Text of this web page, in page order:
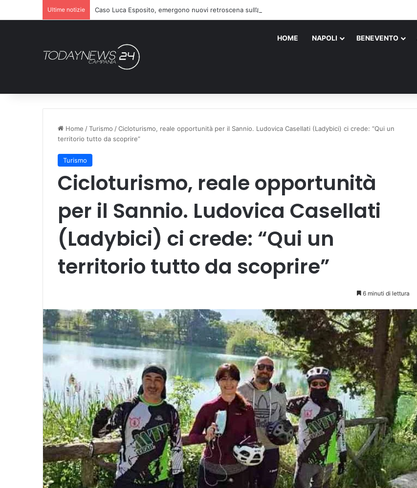
Ultime notizie Caso Luca Esposito, emergono nuovi retroscena sull’assassino
HOME NAPOLI BENEVENTO
Home /Turismo /Cicloturismo, reale opportunità per il Sannio. Ludovica Casellati (Ladybici) ci crede: “Qui un
territorio tutto da scoprire”
Turismo
Cicloturismo, reale opportunità
per il Sannio. Ludovica Casellati
(Ladybici) ci crede: “Qui un
territorio tutto da scoprire”
6 minuti di lettura